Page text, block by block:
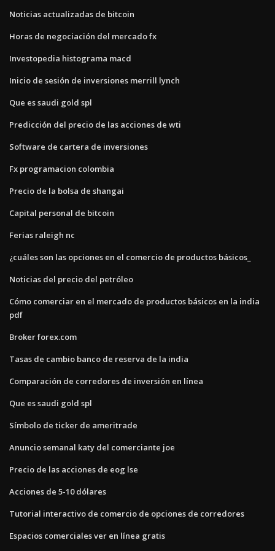
Noticias actualizadas de bitcoin
Horas de negociación del mercado fx
Investopedia histograma macd
Inicio de sesión de inversiones merrill lynch
Que es saudi gold spl
Predicción del precio de las acciones de wti
Software de cartera de inversiones
Fx programacion colombia
Precio de la bolsa de shangai
Capital personal de bitcoin
Ferias raleigh nc
¿cuáles son las opciones en el comercio de productos básicos_
Noticias del precio del petróleo
Cómo comerciar en el mercado de productos básicos en la india
pdf
Broker forex.com
Tasas de cambio banco de reserva de la india
Comparación de corredores de inversión en línea
Que es saudi gold spl
Símbolo de ticker de ameritrade
Anuncio semanal katy del comerciante joe
Precio de las acciones de eog lse
Acciones de 5-10 dólares
Tutorial interactivo de comercio de opciones de corredores
Espacios comerciales ver en línea gratis